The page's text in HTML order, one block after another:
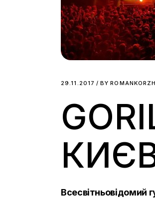
29.11.2017 BY
Всесвітньовідомий